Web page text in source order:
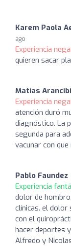
Karem Paola
ago
Experiencia
quieren sacar
Matías
Experiencia
atención duró
diagnóstico. La
segunda para
vacunar con
Pablo Faundez
Experiencia
dolor de
clínicas. el dolor
con el
hacer deportes
Alfredo y